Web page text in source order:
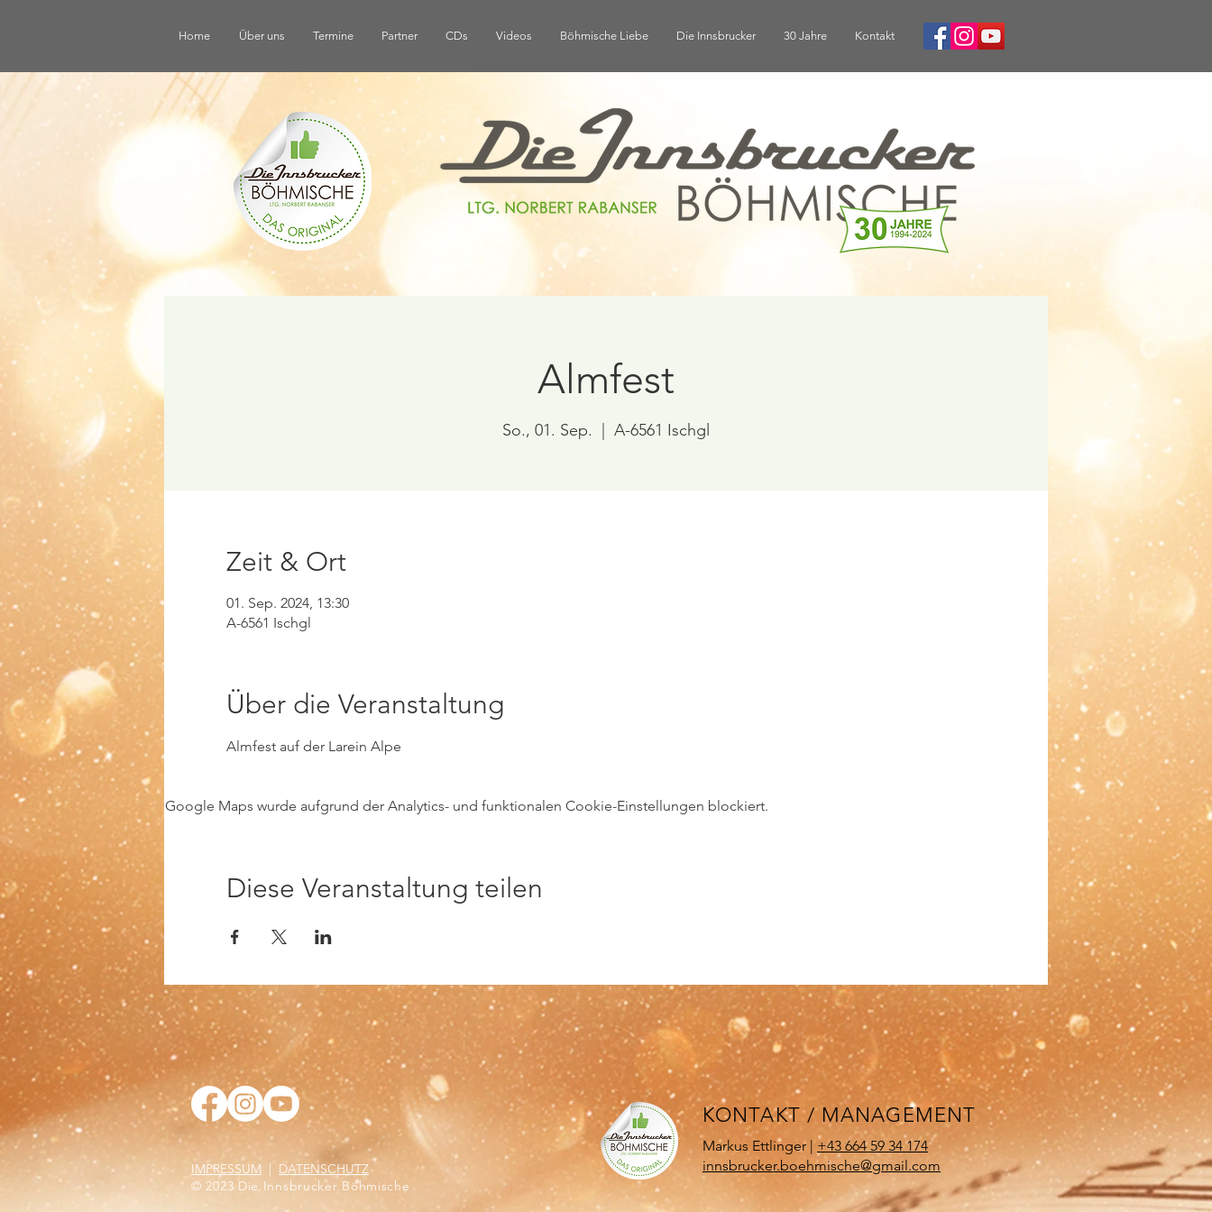
Home Über uns Termine Partner CDs Videos Böhmische Liebe Die Innsbrucker 30 Jahre Kontakt
Almfest
So., 01. Sep. A-6561 Ischgl
Zeit & Ort
01. Sep. 2024, 13:30
A-6561 Ischgl
Über die Veranstaltung
Almfest auf der Larein Alpe
Google Maps wurde aufgrund der Analytics- und funktionalen Cookie-Einstellungen blockiert.
Diese Veranstaltung teilen
IMPRESSUM | DATENSCHUTZ
© 2023 Die Innsbrucker Böhmische
KONTAKT / MANAGEMENT
Markus Ettlinger | +43 664 59 34 174
innsbrucker.boehmische@gmail.com